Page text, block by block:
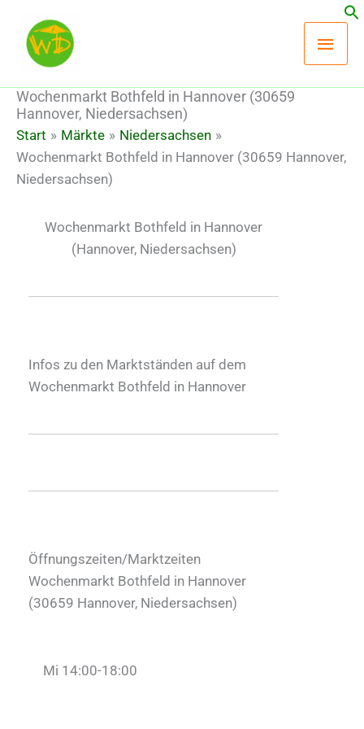
Inhalt
springen
Wochenmarkt Bothfeld in Hannover (30659
Hannover, Niedersachsen)
Start Märkte
Niedersachsen
Wochenmarkt Bothfeld in Hannover (30659 Hannover,
Niedersachsen)
Wochenmarkt Bothfeld in Hannover
(Hannover, Niedersachsen)
Infos zu den Marktständen auf dem
Wochenmarkt Bothfeld in Hannover
Öffnungszeiten/Marktzeiten
Wochenmarkt Bothfeld in Hannover
(30659 Hannover, Niedersachsen)
Mi 14:00-18:00